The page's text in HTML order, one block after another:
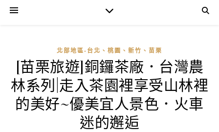
北部地區-台北、桃園、新竹、苗栗
[苗栗旅遊]銅鑼茶廠．台灣農
林系列|走入茶園裡享受山林裡
的美好~優美宜人景色．火車
迷的邂逅